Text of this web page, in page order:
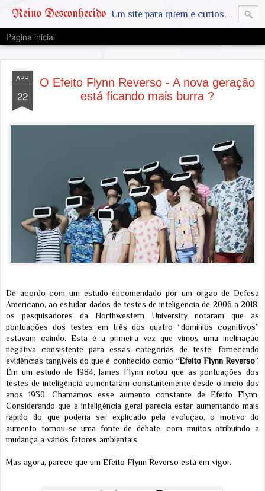
Reino Desconhecido Um site para quem é curioso e também quer estar ciente das notícias que geralmente não aparecem na grande mídia. Abram a mente, pensem fora da caixinha. SAIAM DA MATRIX !! A VERDADE ESTÁ LA FORA
Página inicial
APR
22
O Efeito Flynn Reverso - A nova geração
está ficando mais burra ?
De acordo com um estudo encomendado por um órgão de Defesa
Americano, ao estudar dados de testes de inteligência de 2006 a 2018,
os pesquisadores da Northwestern University notaram que as
pontuações dos testes em três dos quatro “domínios cognitivos”
estavam caindo. Esta é a primeira vez que vimos uma inclinação
negativa consistente para essas categorias de teste, fornecendo
evidências tangíveis do que é conhecido como “Efeito Flynn Reverso”.
Em um estudo de 1984, James Flynn notou que as pontuações dos
testes de inteligência aumentaram constantemente desde o início dos
anos 1930. Chamamos esse aumento constante de Efeito Flynn.
Considerando que a inteligência geral parecia estar aumentando mais
rápido do que poderia ser explicado pela evolução, o motivo do
aumento tornou-se uma fonte de debate, com muitos atribuindo a
mudança a vários fatores ambientais.
Mas agora, parece que um Efeito Flynn Reverso está em vigor.